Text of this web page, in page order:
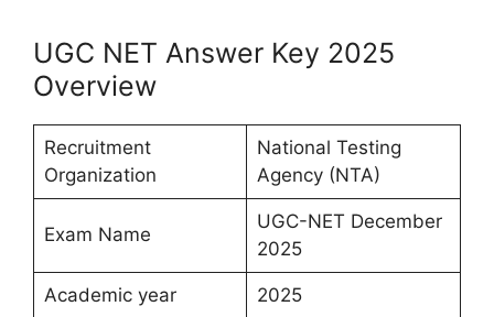
UGC NET Answer Key 2025
Overview
Recruitment
Organization
National Testing
Agency (NTA)
Exam Name
UGC-NET December
2025
Academic year 2025